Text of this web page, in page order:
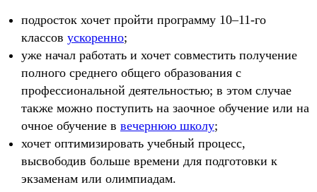
подросток хочет пройти программу 10–11-го
классов ускоренно;
уже начал работать и хочет совместить получение
полного среднего общего образования с
профессиональной деятельностью; в этом случае
также можно поступить на заочное обучение или на
очное обучение в вечернюю школу;
хочет оптимизировать учебный процесс,
высвободив больше времени для подготовки к
экзаменам или олимпиадам.